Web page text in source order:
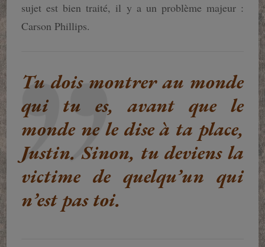
sujet est bien traité, il y a un problème majeur :
Carson Phillips.
Tu dois montrer au monde
qui tu es, avant que le
monde ne le dise à ta place,
Justin. Sinon, tu deviens la
victime de quelqu’un qui
n’est pas toi.